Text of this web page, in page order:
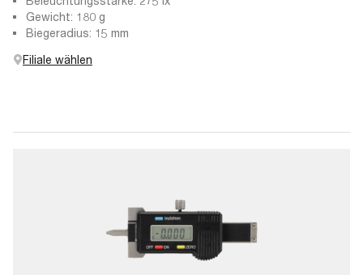
Gewicht: 180 g
Biegeradius: 15 mm
Filiale wählen